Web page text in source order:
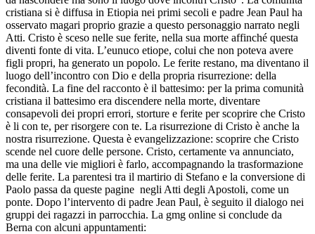
cristiana si è diffusa in Etiopia nei primi secoli e padre Jean Paul ha
osservato magari proprio grazie a questo personaggio narrato negli
Atti. Cristo è sceso nelle sue ferite, nella sua morte affinché questa
diventi fonte di vita. L’eunuco etiope, colui che non poteva avere
figli propri, ha generato un popolo. Le ferite restano, ma diventano il
luogo dell’incontro con Dio e della propria risurrezione: della
fecondità. La fine del racconto è il battesimo: per la prima comunità
cristiana il battesimo era discendere nella morte, diventare
consapevoli dei propri errori, storture e ferite per scoprire che Cristo
è li con te, per risorgere con te. La risurrezione di Cristo è anche la
nostra risurrezione. Questa è evangelizzazione: scoprire che Cristo
scende nel cuore delle persone. Cristo, certamente va annunciato,
ma una delle vie migliori è farlo, accompagnando la trasformazione
delle ferite. La parentesi tra il martirio di Stefano e la conversione di
Paolo passa da queste pagine negli Atti degli Apostoli, come un
ponte. Dopo l’intervento di padre Jean Paul, è seguito il dialogo nei
gruppi dei ragazzi in parrocchia. La gmg online si conclude da
Berna con alcuni appuntamenti: